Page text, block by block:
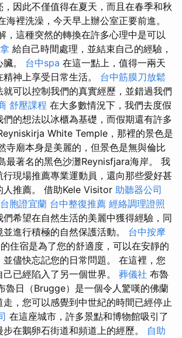
因此不僅值得在夏天，而且在春季和秋
海裡洗澡，今天早上辦公室正要前進。
，這種突然的轉換在許多心理中是可以
給自己時間處理，並結束自己的經驗，
。 台中spa 在這一點上，值得一兩天
神上享受日常生活。 台中筋膜刀放鬆
可以控制我們的真實經歷，並錯過我們
舒壓課程 在大多數情況下，我們去度假
的想法以冰櫃為基礎，而假期還有許多
White Temple，那裡的景色是
寺廟本身是美麗的，但景色是無與倫比
最著名的黑色沙灘Reynisfjara海岸。 我
現場推薦專業運動員，還向那些愛好甚
人推薦。 借助Kele Visitor 助聽器公司
台胞證宜蘭 台中整復推薦 經絡調理證照
希望在自然生活的美麗中獲得經驗，同
進行積極的自然保護活動。 台中按摩
住宿是為了您的舒適度，可以在安靜的
儘快忘記您的日常問題。 在這裡，您
已經陷入了另一個世界。 葬儀社 布魯
魯日（Brugge）是一個令人驚嘆的佛蘭
，您可以感覺到中世紀的時間已經停止
在這座城市，許多景點和博物館吸引了
在鵝卵石街道和頻道上的經歷。 自助